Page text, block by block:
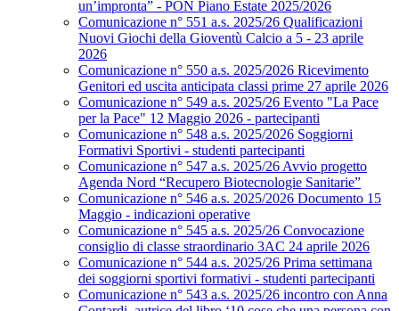
un’impronta” - PON Piano Estate 2025/2026
Comunicazione n° 551 a.s. 2025/26 Qualificazioni
Nuovi Giochi della Gioventù Calcio a 5 - 23 aprile
2026
Comunicazione n° 550 a.s. 2025/2026 Ricevimento
Genitori ed uscita anticipata classi prime 27 aprile 2026
Comunicazione n° 549 a.s. 2025/26 Evento "La Pace
per la Pace" 12 Maggio 2026 - partecipanti
Comunicazione n° 548 a.s. 2025/2026 Soggiorni
Formativi Sportivi - studenti partecipanti
Comunicazione n° 547 a.s. 2025/26 Avvio progetto
Agenda Nord “Recupero Biotecnologie Sanitarie”
Comunicazione n° 546 a.s. 2025/2026 Documento 15
Maggio - indicazioni operative
Comunicazione n° 545 a.s. 2025/26 Convocazione
consiglio di classe straordinario 3AC 24 aprile 2026
Comunicazione n° 544 a.s. 2025/26 Prima settimana
dei soggiorni sportivi formativi - studenti partecipanti
Comunicazione n° 543 a.s. 2025/26 incontro con Anna